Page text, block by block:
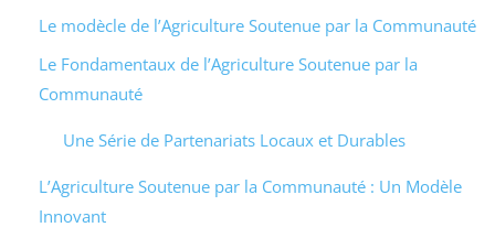
Le modècle de l’Agriculture Soutenue par la Communauté
Le Fondamentaux de l’Agriculture Soutenue par la
Communauté
Une Série de Partenariats Locaux et Durables
L’Agriculture Soutenue par la Communauté : Un Modèle
Innovant